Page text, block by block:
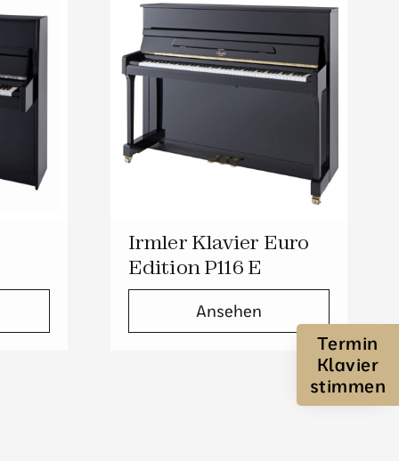
Irmler Klavier Euro
Edition P116 E
Ansehen
Termin
Klavier
stimmen